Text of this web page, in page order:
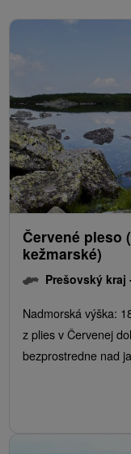
Červené pleso
kežmarské)
Prešovský kraj
Nadmorská výška:
z plies v Červenej
bezprostredne nad